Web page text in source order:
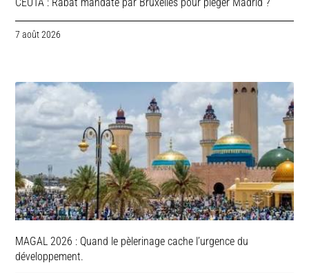
7 août 2026
MAGAL 2026 : Quand le pèlerinage cache l’urgence du
développement.